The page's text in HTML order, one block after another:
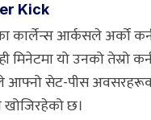
Kick
कार्लेन्स आर्कसले अर्को
मिनेटमा यो उनको तेस्रो
आफ्नो सेट-पीस
छ।